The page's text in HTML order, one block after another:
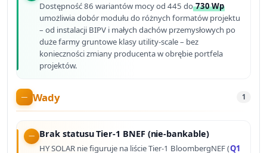
Dostępność 86 wariantów mocy od 445 do730 Wp
umożliwia dobór modułu do różnych formatów projektu
– od instalacji BIPV i małych dachów przemysłowych po
duże farmy gruntowe klasy utility-scale – bez
konieczności zmiany producenta w obrębie portfela
projektów.
Wady 1
Brak statusu Tier-1 BNEF (nie-bankable)
HY SOLAR nie figuruje na liście Tier-1 BloombergNEF (Q1